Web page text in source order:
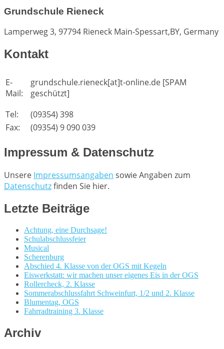
Grundschule Rieneck
Lamperweg 3, 97794 Rieneck Main-Spessart,BY, Germany
Kontakt
E-
Mail:
grundschule.rieneck[at]t-online.de [SPAM
geschützt]
Tel:
(09354) 398
Fax:
(09354) 9 090 039
Impressum & Datenschutz
Unsere Impressumsangaben sowie Angaben zum
Datenschutzfinden Sie hier.
Letzte Beiträge
Achtung, eine Durchsage!
Schulabschlussfeier
Musical
Scherenburg
Abschied 4. Klasse von der OGS mit Kegeln
Eiswerkstatt: wir machen unser eigenes Eis in der OGS
Rollercheck, 2. Klasse
Sommerabschlussfahrt Schweinfurt, 1/2 und 2. Klasse
Blumentag, OGS
Fahrradtraining 3. Klasse
Archiv